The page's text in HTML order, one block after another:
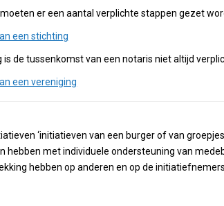
er een aantal verplichte stappen gezet
een stichting
de tussenkomst van een notaris niet altijd
een vereniging
‘initiatieven van een burger of van
hebben met individuele ondersteuning van
hebben op anderen en op de initiatiefnemers